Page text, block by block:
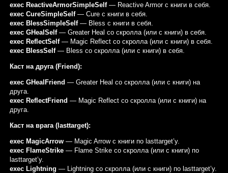
exec ReactiveArmorSimpleSelf— Reactive Armor с книги в себя.
exec CureSimpleSelf— Cure с книги в себя.
exec BlessSimpleSelf— Bless с книги в себя.
exec GHealSelf— Greater Heal со скролла (или с книги) в себя.
exec ReflectSelf— Magic Reflect со скролла (или с книги) в себя.
exec BlessSelf— Bless со скролла (или с книги) в себя.
Каст на друга (Friend):
exec GHealFriend — Greater Heal со скролла (или с книги) на
друга.
exec ReflectFriend — Magic Reflect со скролла (или с книги) на
друга.
Каст на врага (lasttarget):
exec MagicArrow— Magic Arrow с книги по lasttarget’у.
exec FlameStrike— Flame Strike со скролла (или с книги) по
lasttarget’у.
exec Lightning — Lightning со скролла (или с книги) по lasttarget’у.